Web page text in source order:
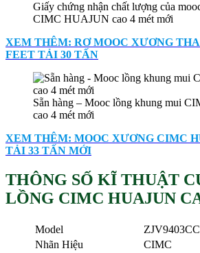
Giấy chứng nhận chất lượng của
CIMC HUAJUN cao 4 mét mới
XEM THÊM: RƠ MOOC XƯƠNG
FEET TẢI 30 TẤN
Sẵn hàng – Mooc lồng khung mui
cao 4 mét mới
XEM THÊM: MOOC XƯƠNG CIMC
TẢI 33 TẤN MỚI
THÔNG SỐ KĨ THUẬT
LỒNG CIMC HUAJUN
Model
Nhãn Hiệu
CIMC